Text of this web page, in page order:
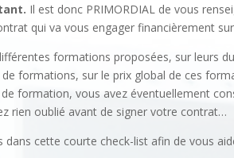
Il est donc PRIMORDIAL de vous
qui va vous engager financièrement
formations proposées, sur leurs
formations, sur le prix global de ces
formation, vous avez éventuellement
rien oublié avant de signer votre contrat…
cette courte check-list afin de vous